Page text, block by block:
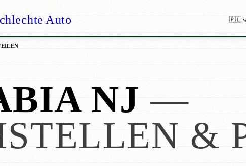
Auto 🇵🇱
NJ —
&